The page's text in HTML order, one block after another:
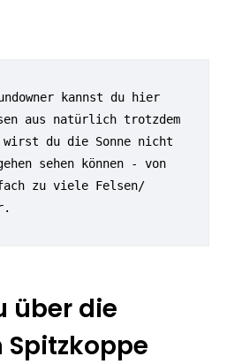
kannst du hier
aus natürlich trotzdem
du die Sonne nicht
sehen können - von
zu viele Felsen/
über die